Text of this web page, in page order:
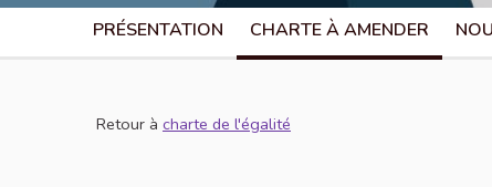
PRÉSENTATION CHARTE À AMENDER
Retour à charte de l'égalité